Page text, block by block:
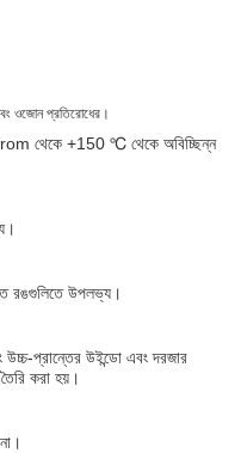
ওজোন প্রতিরোধের।
from থেকে +150 ℃ থেকে অবিচ্ছিন্ন
রঙগুলিতে উপলভ্য।
উচ্চ-প্রান্তের উইন্ডো এবং দরজার
করা হয়।